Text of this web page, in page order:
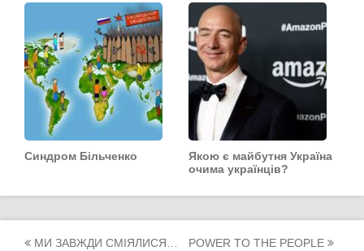
Синдром Більченко
Якою є майбутня Україна
очима українців?
МИ ЗАВЖДИ СМІЯЛИСЯ… POWER TO THE PEOPLE